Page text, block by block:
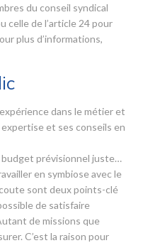
du conseil syndical
celle de l’article 24 pour
plus d’informations,
dans le métier et
et ses conseils en
budget prévisionnel juste…
en symbiose avec le
sont deux points-clé
de satisfaire
de missions que
C’est la raison pour